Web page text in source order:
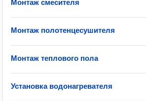
Монтаж смесителя
Монтаж полотенцесушителя
Монтаж теплового пола
Установка водонагревателя